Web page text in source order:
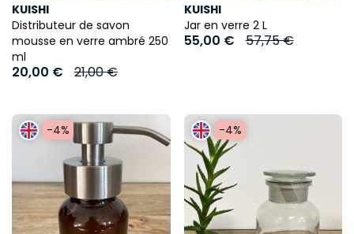
KUISHI
Distributeur de savon
mousse en verre ambré 250
ml
20,00 € 21,00 €
KUISHI
Jar en verre 2 L
55,00 € 57,75 €
-4% -4%